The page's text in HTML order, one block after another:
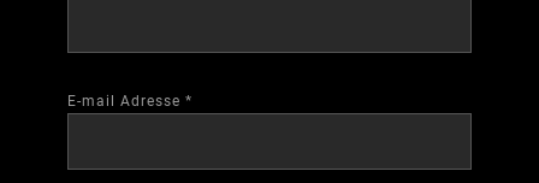
E-mail Adresse *